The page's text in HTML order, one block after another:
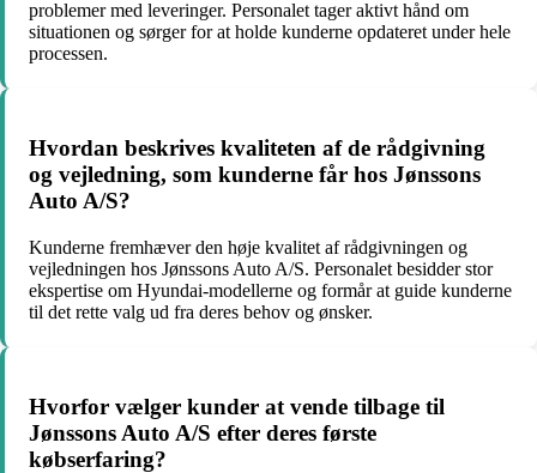
problemer med leveringer. Personalet tager aktivt hånd om
situationen og sørger for at holde kunderne opdateret under hele
processen.
Hvordan beskrives kvaliteten af de rådgivning
og vejledning, som kunderne får hos Jønssons
Auto A/S?
Kunderne fremhæver den høje kvalitet af rådgivningen og
vejledningen hos Jønssons Auto A/S. Personalet besidder stor
ekspertise om Hyundai-modellerne og formår at guide kunderne
til det rette valg ud fra deres behov og ønsker.
Hvorfor vælger kunder at vende tilbage til
Jønssons Auto A/S efter deres første
købserfaring?